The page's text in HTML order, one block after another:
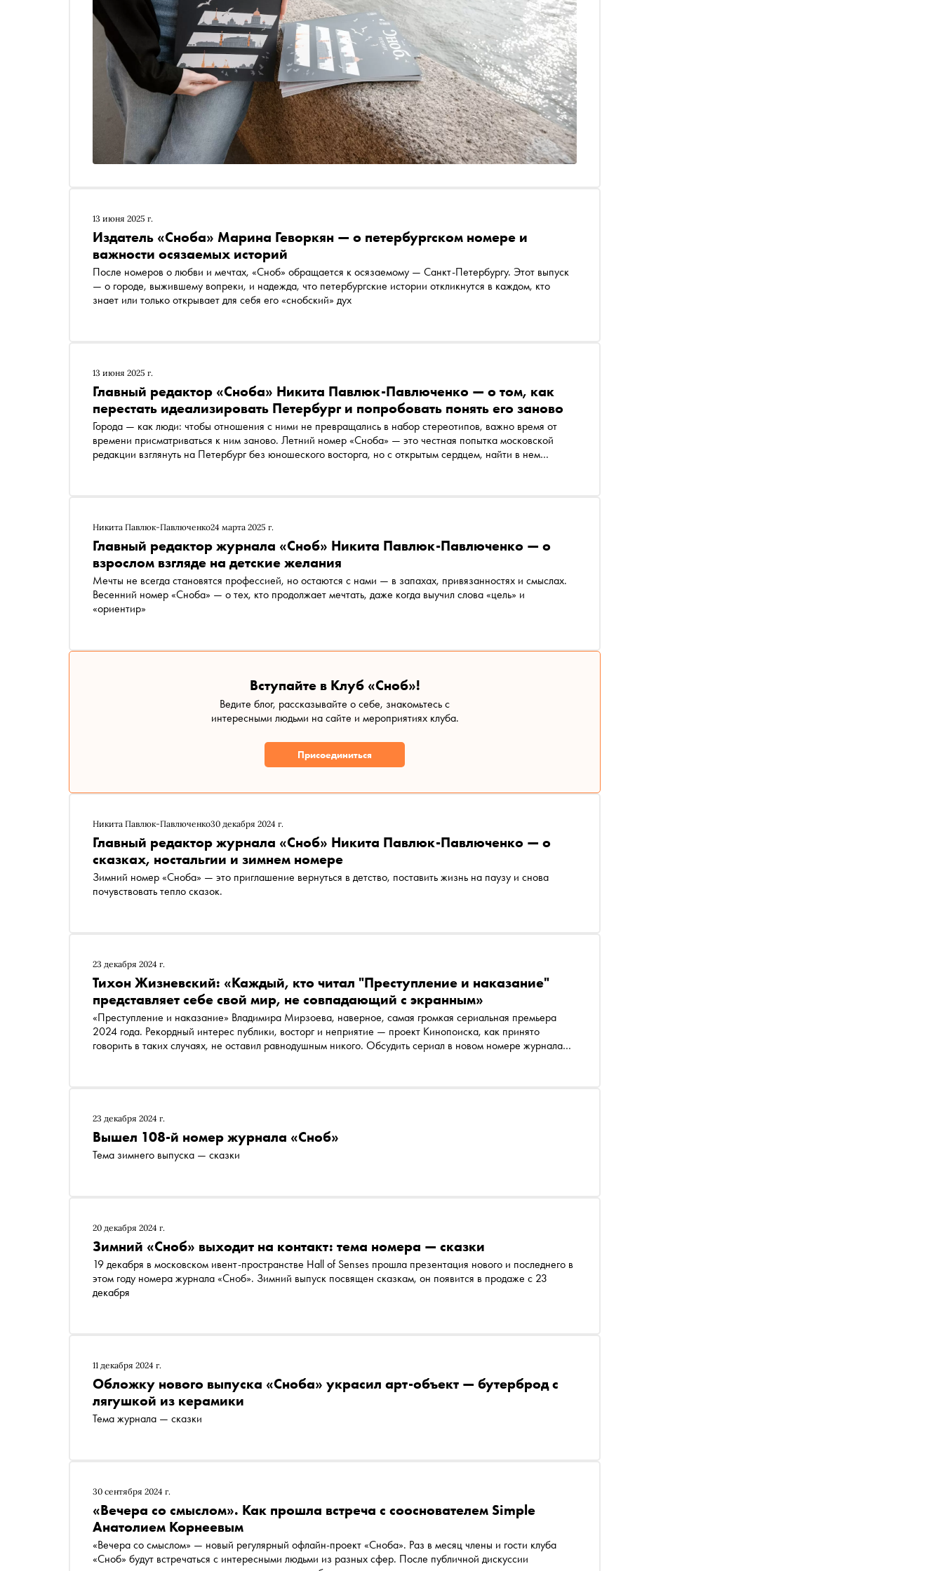
13 июня 2025 г.
Издатель «Сноба» Марина Геворкян — о петербургском номере и
важности осязаемых историй
После номеров о любви и мечтах, «Сноб» обращается к осязаемому — Санкт-Петербургу. Этот выпуск
— о городе, выжившему вопреки, и надежда, что петербургские истории откликнутся в каждом, кто
знает или только открывает для себя его «снобский» дух
13 июня 2025 г.
Главный редактор «Сноба» Никита Павлюк-Павлюченко — о том, как
перестать идеализировать Петербург и попробовать понять его заново
Города — как люди: чтобы отношения с ними не превращались в набор стереотипов, важно время от
времени присматриваться к ним заново. Летний номер «Сноба» — это честная попытка московской
редакции взглянуть на Петербург без юношеского восторга, но с открытым сердцем, найти в нем
Никита Павлюк-Павлюченко24 марта 2025 г.
Главный редактор журнала «Сноб» Никита Павлюк-Павлюченко — о
взрослом взгляде на детские желания
Мечты не всегда становятся профессией, но остаются с нами — в запахах, привязанностях и смыслах.
Весенний номер «Сноба» — о тех, кто продолжает мечтать, даже когда выучил слова «цель» и
«ориентир»
Вступайте в Клуб «Сноб»!
Ведите блог, рассказывайте о себе, знакомьтесь с
интересными людьми на сайте и мероприятиях клуба.
Присоединиться
Никита Павлюк-Павлюченко30 декабря 2024 г.
Главный редактор журнала «Сноб» Никита Павлюк-Павлюченко — о
сказках, ностальгии и зимнем номере
Зимний номер «Сноба» — это приглашение вернуться в детство, поставить жизнь на паузу и снова
почувствовать тепло сказок.
23 декабря 2024 г.
Тихон Жизневский: «Каждый, кто читал "Преступление и наказание"
представляет себе свой мир, не совпадающий с экранным»
«Преступление и наказание» Владимира Мирзоева, наверное, самая громкая сериальная премьера
2024 года. Рекордный интерес публики, восторг и неприятие — проект Кинопоиска, как принято
говорить в таких случаях, не оставил равнодушным никого. Обсудить сериал в новом номере журнала
23 декабря 2024 г.
Вышел 108-й номер журнала «Сноб»
Тема зимнего выпуска — сказки
20 декабря 2024 г.
Зимний «Сноб» выходит на контакт: тема номера — сказки
19 декабря в московском ивент-пространстве Hall of Senses прошла презентация нового и последнего в
этом году номера журнала «Сноб». Зимний выпуск посвящен сказкам, он появится в продаже с 23
декабря
11 декабря 2024 г.
Обложку нового выпуска «Сноба» украсил арт-объект — бутерброд с
лягушкой из керамики
Тема журнала — сказки
30 сентября 2024 г.
«Вечера со смыслом». Как прошла встреча с сооснователем Simple
Анатолием Корнеевым
«Вечера со смыслом» — новый регулярный офлайн-проект «Сноба». Раз в месяц члены и гости клуба
«Сноб» будут встречаться с интересными людьми из разных сфер. После публичной дискуссии